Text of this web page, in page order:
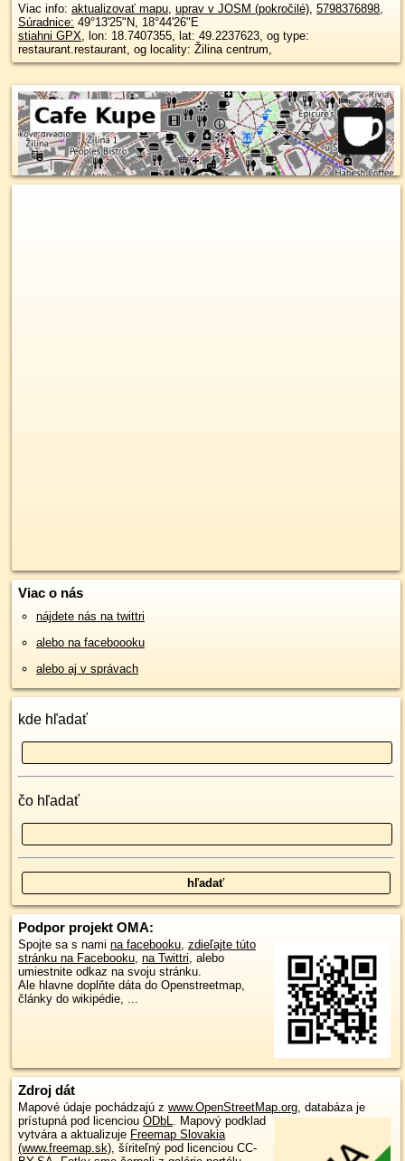
Viac info: aktualizovať mapu uprav v JOSM (pokročilé) 5798376898
Súradnice: 49°13'25"N 18°44'26"E
stiahni GPX , lon: 18.7407355, lat: 49.2237623, og type:
restaurant.restaurant, og locality: Žilina centrum,
Viac o nás
nájdete nás na twittri
alebo na faceboooku
alebo aj v správach
kde hľadať
čo hľadať
Podpor projekt OMA:
Spojte sa s nami na facebooku zdieľajte túto
stránku na Facebooku na Twittri , alebo
umiestnite odkaz na svoju stránku.
Ale hlavne doplňte dáta do Openstreetmap,
články do wikipédie, ...
Zdroj dát
Mapové údaje pochádzajú z www.OpenStreetMap.org , databáza je
prístupná pod licenciou ODbL
Mapový podklad
vytvára a aktualizuje Freemap Slovakia
(www.freemap.sk) , šíriteľný pod licenciou CC-